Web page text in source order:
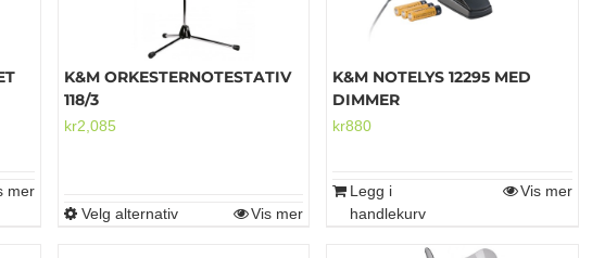
mer
K&M ORKESTERNOTESTATIV
118/3
kr2,085
Velg alternativDette
Vis mer
K&M NOTELYS 12295 MED
DIMMER
kr880
Legg i
handlekurv
Vis mer